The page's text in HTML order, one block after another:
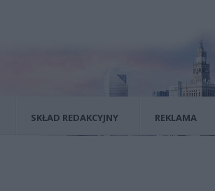
SKŁAD REDAKCYJNY REKLAMA